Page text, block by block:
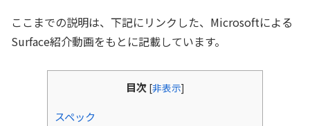
ここまでの説明は、下記にリンクした、Microsoftによる
Surface紹介動画をもとに記載しています。
目次 [非表示]
スペック